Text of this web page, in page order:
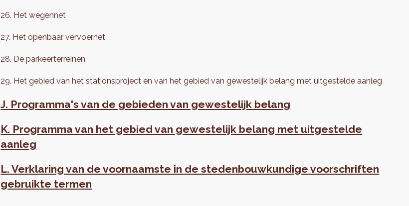
26. Het wegennet
27. Het openbaar vervoernet
28. De parkeerterreinen
29. Het gebied van het stationsproject en van het gebied van gewestelijk belang met uitgestelde aanleg
J. Programma's van de gebieden van gewestelijk belang
K. Programma van het gebied van gewestelijk belang met uitgestelde
aanleg
L. Verklaring van de voornaamste in de stedenbouwkundige voorschriften
gebruikte termen